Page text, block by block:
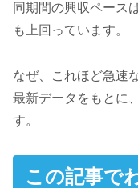
同期間の興収ペース
も上回っています。
なぜ、これほど急速
最新データをもとに
す。
この記事で